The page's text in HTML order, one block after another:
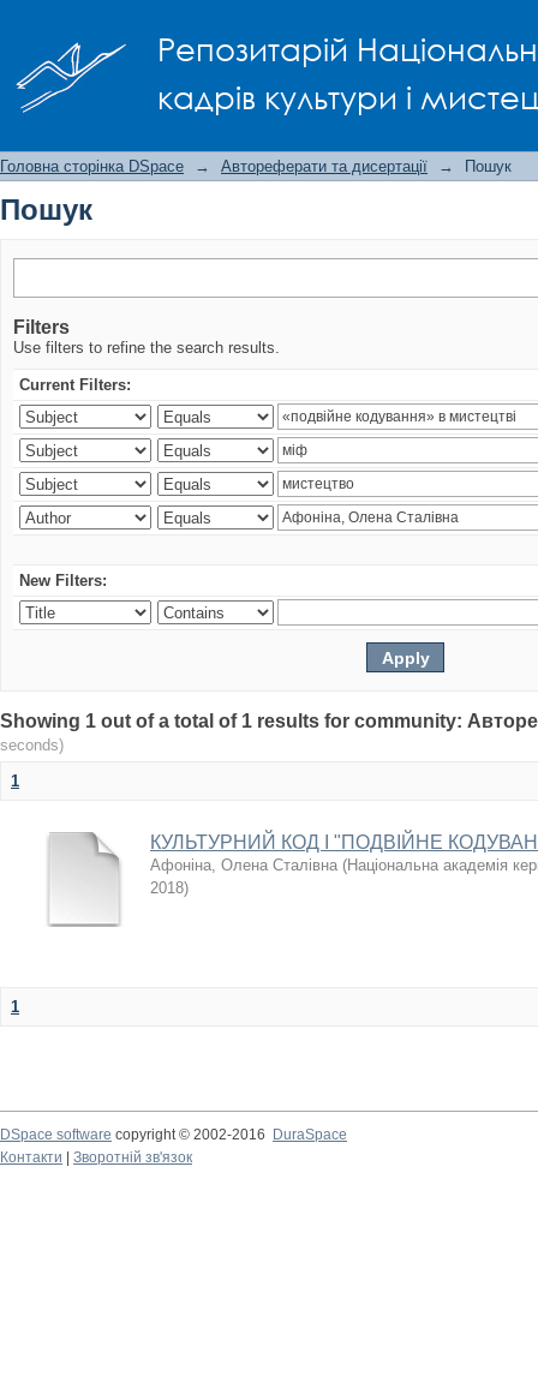
Репозитарій
кадрів культури і
Головна сторінка DSpace → Автореферати та дисертації → Пошук
Пошук
Filters
Use filters to refine the search results.
Current Filters:
New Filters:
Showing 1 out of a total of 1 results for community:
seconds)
1
КУЛЬТУРНИЙ КОД І "ПОДВІЙНЕ
Афоніна, Олена Сталівна (Національна академія
2018)
1
DSpace software copyright © 2002-2016
DuraSpace
Контакти
Зворотній зв'язок